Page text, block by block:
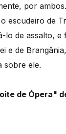
por
escudeiro de
lo de assalto,
e de
sobre ele.
de Ópera"